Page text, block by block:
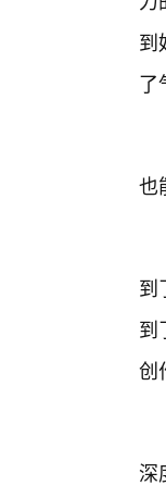
到
了
也
到
到
创
深